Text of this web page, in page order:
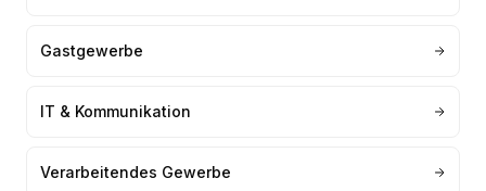
Gastgewerbe
IT & Kommunikation
Verarbeitendes Gewerbe